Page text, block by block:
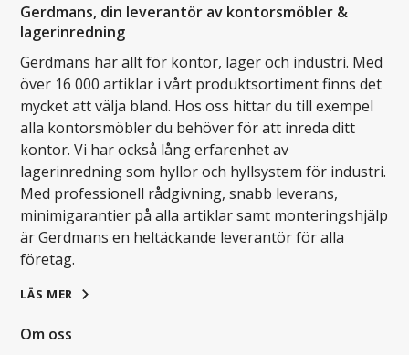
Gerdmans, din leverantör av kontorsmöbler &
lagerinredning
Gerdmans har allt för kontor, lager och industri. Med
över 16 000 artiklar i vårt produktsortiment finns det
mycket att välja bland. Hos oss hittar du till exempel
alla kontorsmöbler du behöver för att inreda ditt
kontor. Vi har också lång erfarenhet av
lagerinredning som hyllor och hyllsystem för industri.
Med professionell rådgivning, snabb leverans,
minimigarantier på alla artiklar samt monteringshjälp
är Gerdmans en heltäckande leverantör för alla
företag.
LÄS MER
Om oss